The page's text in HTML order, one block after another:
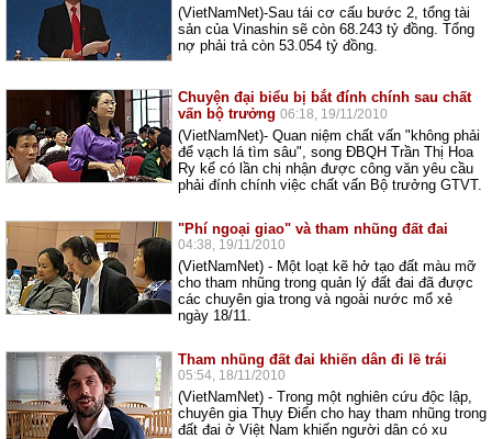
(VietNamNet)-Sau tái cơ cấu bước 2, tổng tài
sản của Vinashin sẽ còn 68.243 tỷ đồng. Tổng
nợ phải trả còn 53.054 tỷ đồng.
Chuyện đại biểu bị bắt đính chính sau chất
vấn bộ trưởng 06:18, 19/11/2010
(VietNamNet)- Quan niệm chất vấn "không phải
để vạch lá tìm sâu", song ĐBQH Trần Thị Hoa
Ry kể có lần chị nhận được công văn yêu cầu
phải đính chính việc chất vấn Bộ trưởng GTVT.
"Phí ngoại giao" và tham nhũng đất đai
04:38, 19/11/2010
(VietNamNet) - Một loạt kẽ hở tạo đất màu mỡ
cho tham nhũng trong quản lý đất đai đã được
các chuyên gia trong và ngoài nước mổ xẻ
ngày 18/11.
Tham nhũng đất đai khiến dân đi lề trái
05:54, 18/11/2010
(VietNamNet) - Trong một nghiên cứu độc lập,
chuyên gia Thụy Điển cho hay tham nhũng trong
đất đai ở Việt Nam khiến người dân có xu